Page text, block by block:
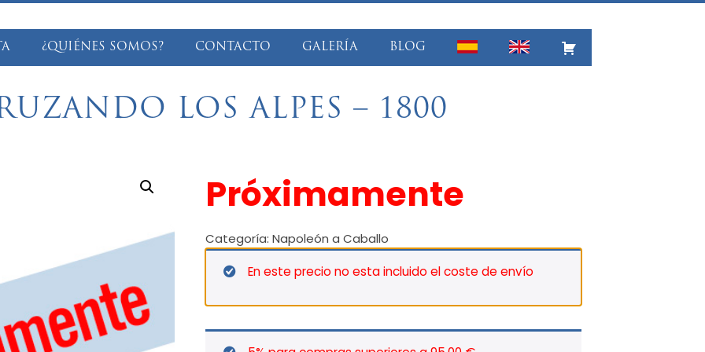
¿QUIÉNES SOMOS? CONTACTO GALERÍA BLOG
LOS ALPES – 1800
Próximamente
Categoría:Napoleón a Caballo
En este precio no esta incluido el coste de envío